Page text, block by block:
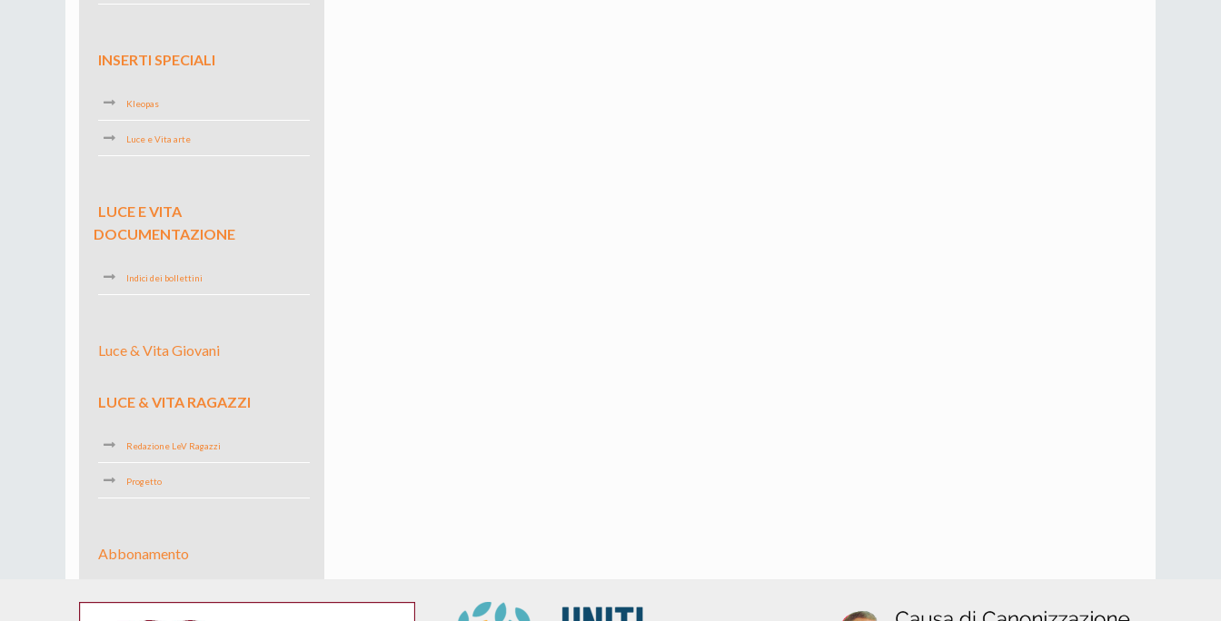
INSERTI SPECIALI
Kleopas
Luce e Vita arte
LUCE E VITA
DOCUMENTAZIONE
Indici dei bollettini
Luce & Vita Giovani
LUCE & VITA RAGAZZI
Redazione LeV Ragazzi
Progetto
Abbonamento